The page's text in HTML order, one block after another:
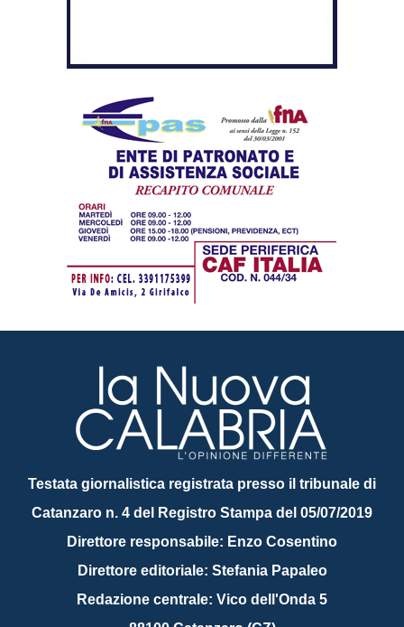
Testata giornalistica registrata presso il tribunale di
Catanzaro n. 4 del Registro Stampa del 05/07/2019
Direttore responsabile: Enzo Cosentino
Direttore editoriale: Stefania Papaleo
Redazione centrale: Vico dell'Onda 5